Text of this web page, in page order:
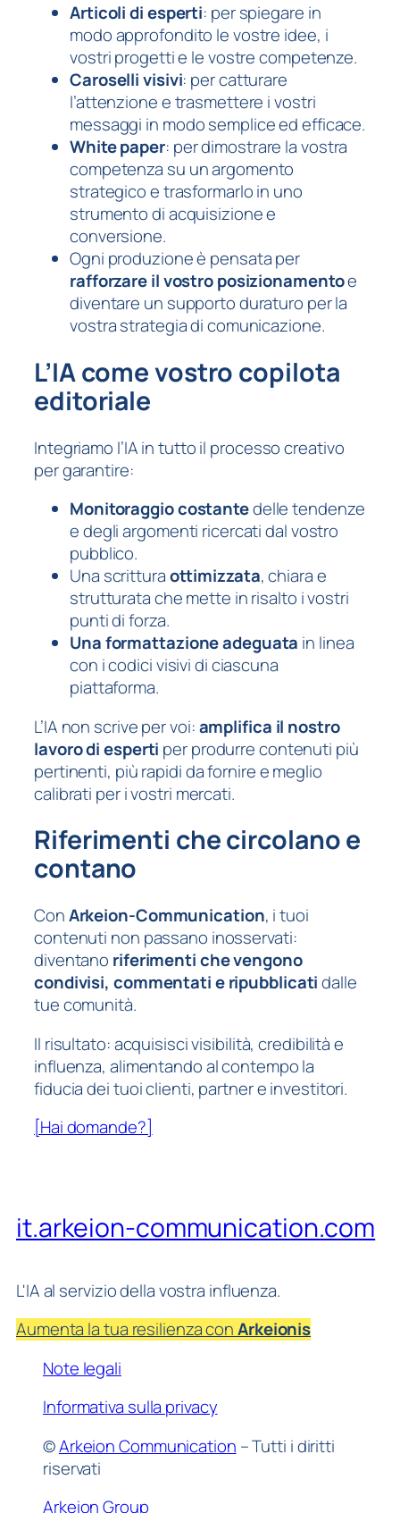
Articoli di esperti: per spiegare in
modo approfondito le vostre idee, i
vostri progetti e le vostre competenze.
Caroselli visivi: per catturare
l’attenzione e trasmettere i vostri
messaggi in modo semplice ed efficace.
White paper: per dimostrare la vostra
competenza su un argomento
strategico e trasformarlo in uno
strumento di acquisizione e
conversione.
Ogni produzione è pensata per
rafforzare il vostro posizionamentoe
diventare un supporto duraturo per la
vostra strategia di comunicazione.
L’IA come vostro copilota
editoriale
Integriamo l’IA in tutto il processo creativo
per garantire:
Monitoraggio costantedelle tendenze
e degli argomenti ricercati dal vostro
pubblico.
Una scritturaottimizzata, chiara e
strutturata che mette in risalto i vostri
punti di forza.
Una formattazione adeguata in linea
con i codici visivi di ciascuna
piattaforma.
L’IA non scrive per voi:amplifica il nostro
lavoro di esperti per produrre contenuti più
pertinenti, più rapidi da fornire e meglio
calibrati per i vostri mercati.
Riferimenti che circolano e
contano
ConArkeion-Communication, i tuoi
contenuti non passano inosservati:
diventano riferimenti che vengono
condivisi, commentati e ripubblicatidalle
tue comunità.
Il risultato: acquisisci visibilità, credibilità e
influenza, alimentando al contempo la
fiducia dei tuoi clienti, partner e investitori.
[Hai domande?]
it.arkeion-communication.com
L'IA al servizio della vostra influenza.
Aumenta la tua resilienza conArkeionis
Note legali
Informativa sulla privacy
©Arkeion Communication – Tutti i diritti
riservati
Arkeion Group